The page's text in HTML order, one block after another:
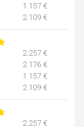
1.157 €
2.109 €
2.257 €
2.176 €
1.157 €
2.109 €
2.257 €